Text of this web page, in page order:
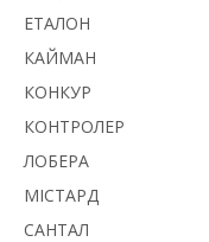
ЕТАЛОН
КАЙМАН
КОНКУР
КОНТРОЛЕР
ЛОБЕРА
МІСТАРД
САНТАЛ